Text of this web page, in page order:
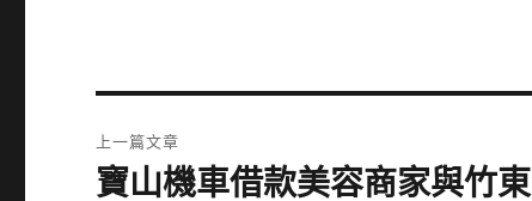
章
上一篇文章
上
寶山機車借款美容商家與竹